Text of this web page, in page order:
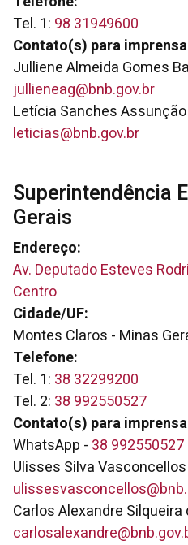
Tel. 1: 98 31949600
Contato(s) para
Julliene Almeida Gomes
jullieneag@bnb.gov.br
Letícia Sanches
leticias@bnb.gov.br
Superintendência
Gerais
Endereço:
Av. Deputado Esteves
Centro
Cidade/UF:
Montes Claros - Minas
Telefone:
Tel. 1: 38 32299200
Tel. 2: 38 992550527
Contato(s) para
WhatsApp - 38 992550527
Ulisses Silva
Carlos Alexandre Silqueira